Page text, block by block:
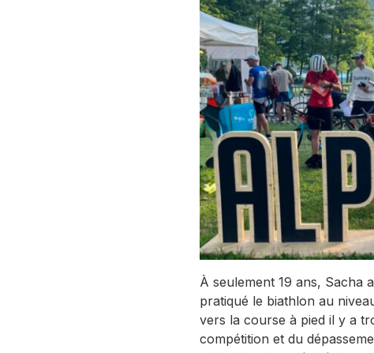
À seulement 19 ans, Sacha
pratiqué le biathlon au
vers la course à pied il y a
compétition et du